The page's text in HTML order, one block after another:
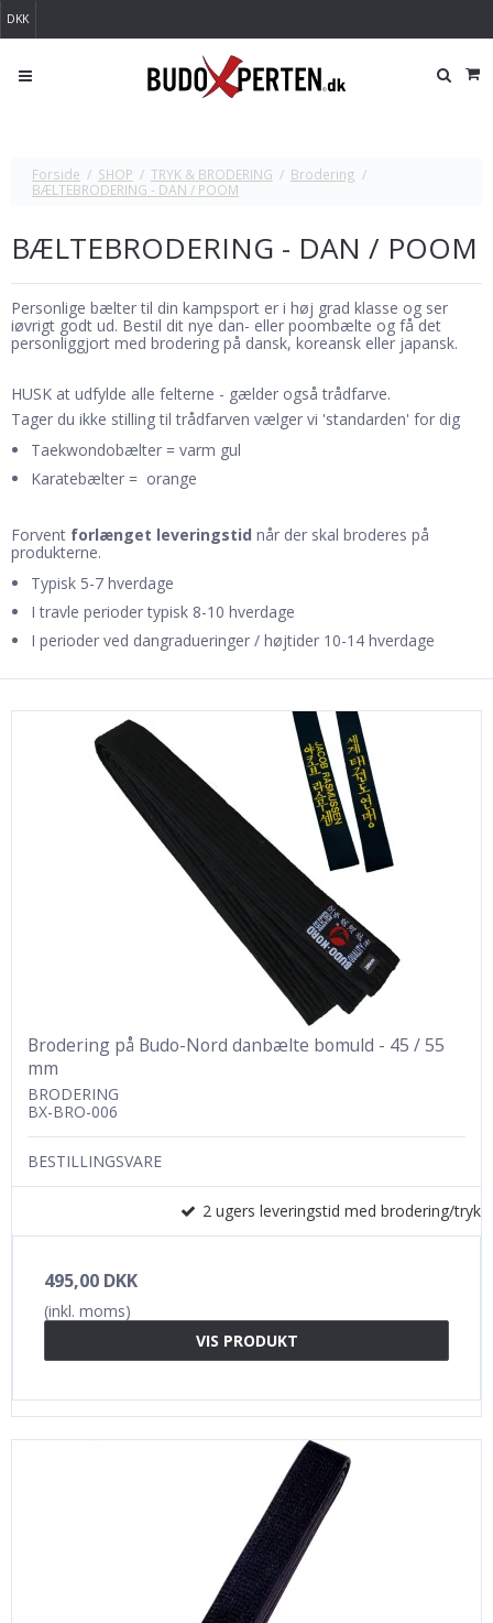
DKK
Forside / SHOP / TRYK & BRODERING / Brodering /
BÆLTEBRODERING - DAN / POOM
BÆLTEBRODERING - DAN / POOM
Personlige bælter til din kampsport er i høj grad klasse og ser
iøvrigt godt ud. Bestil dit nye dan- eller poombælte og få det
personliggjort med brodering på dansk, koreansk eller japansk.
HUSK at udfylde alle felterne - gælder også trådfarve.
Tager du ikke stilling til trådfarven vælger vi 'standarden' for dig
Taekwondobælter = varm gul
Karatebælter = orange
Forvent forlænget leveringstid når der skal broderes på
produkterne.
Typisk 5-7 hverdage
I travle perioder typisk 8-10 hverdage
I perioder ved dangradueringer / højtider 10-14 hverdage
Brodering på Budo-Nord danbælte bomuld - 45 / 55
mm
BRODERING
BX-BRO-006
BESTILLINGSVARE
2 ugers leveringstid med brodering/tryk
495,00 DKK
(inkl. moms)
VIS PRODUKT